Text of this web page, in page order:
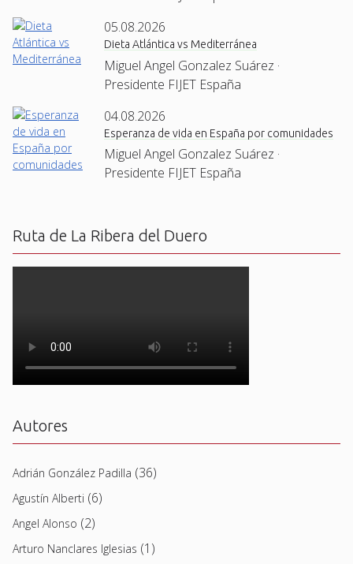
05.08.2026
Dieta Atlántica vs Mediterránea
Miguel Angel Gonzalez Suárez ·
Presidente FIJET España
04.08.2026
Esperanza de vida en España por comunidades
Miguel Angel Gonzalez Suárez ·
Presidente FIJET España
Ruta de La Ribera del Duero
Autores
Adrián González Padilla (36)
Agustín Alberti (6)
Angel Alonso (2)
Arturo Nanclares Iglesias (1)